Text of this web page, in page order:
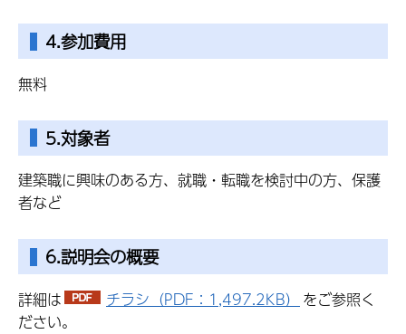
4.参加費用
無料
5.対象者
建築職に興味のある方、就職・転職を検討中の方、保護
者など
6.説明会の概要
詳細は チラシ（PDF：1,497.2KB） をご参照く
ださい。